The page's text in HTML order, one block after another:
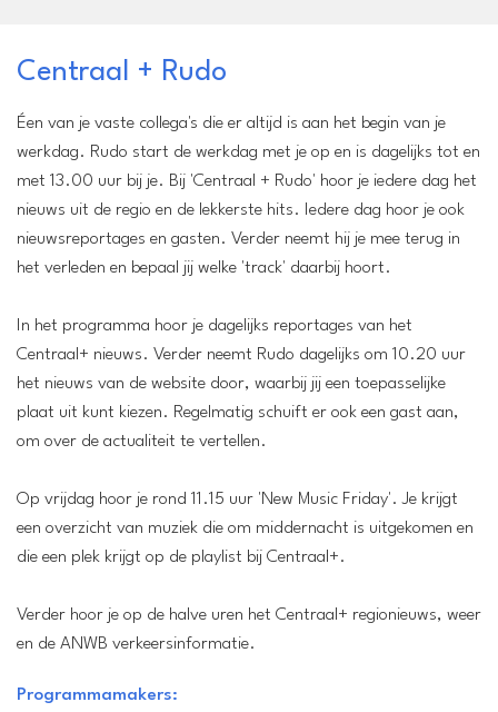
Centraal + Rudo
Éen van je vaste collega's die er altijd is aan het begin van je
werkdag. Rudo start de werkdag met je op en is dagelijks tot en
met 13.00 uur bij je. Bij 'Centraal + Rudo' hoor je iedere dag het
nieuws uit de regio en de lekkerste hits. Iedere dag hoor je ook
nieuwsreportages en gasten. Verder neemt hij je mee terug in
het verleden en bepaal jij welke 'track' daarbij hoort.
In het programma hoor je dagelijks reportages van het
Centraal+ nieuws. Verder neemt Rudo dagelijks om 10.20 uur
het nieuws van de website door, waarbij jij een toepasselijke
plaat uit kunt kiezen. Regelmatig schuift er ook een gast aan,
om over de actualiteit te vertellen.
Op vrijdag hoor je rond 11.15 uur 'New Music Friday'. Je krijgt
een overzicht van muziek die om middernacht is uitgekomen en
die een plek krijgt op de playlist bij Centraal+.
Verder hoor je op de halve uren het Centraal+ regionieuws, weer
en de ANWB verkeersinformatie.
Programmamakers: